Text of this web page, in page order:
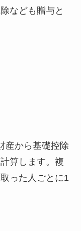
なども贈与と
産から基礎控除
算します。複
った人ごとに1